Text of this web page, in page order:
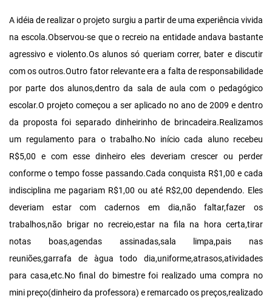
A idéia de realizar o projeto surgiu a partir de uma experiência vivida
na escola.Observou-se que o recreio na entidade andava bastante
agressivo e violento.Os alunos só queriam correr, bater e discutir
com os outros.Outro fator relevante era a falta de responsabilidade
por parte dos alunos,dentro da sala de aula com o pedagógico
escolar.O projeto começou a ser aplicado no ano de 2009 e dentro
da proposta foi separado dinheirinho de brincadeira.Realizamos
um regulamento para o trabalho.No início cada aluno recebeu
R$5,00 e com esse dinheiro eles deveriam crescer ou perder
conforme o tempo fosse passando.Cada conquista R$1,00 e cada
indisciplina me pagariam R$1,00 ou até R$2,00 dependendo. Eles
deveriam estar com cadernos em dia,não faltar,fazer os
trabalhos,não brigar no recreio,estar na fila na hora certa,tirar
notas boas,agendas assinadas,sala limpa,pais nas
reuniões,garrafa de àgua todo dia,uniforme,atrasos,atividades
para casa,etc.No final do bimestre foi realizado uma compra no
mini preço(dinheiro da professora) e remarcado os preços,realizado